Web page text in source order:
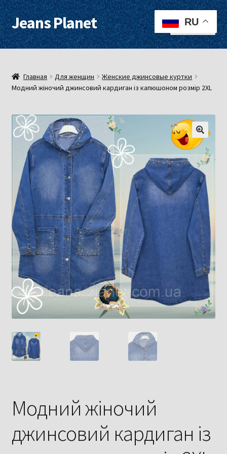
Перейти
к
навигации
Перейти
к
содержимому
Jeans Planet Меню
Для женщин
Для мужчин
Оплата, доставка
Контакты
Примерочная
Главная Для женщин
Женские джинсовые куртки
Модний жіночий джинсовий кардиган із капюшоном розмір 2XL
Модний жіночий
джинсовий кардиган із
RU